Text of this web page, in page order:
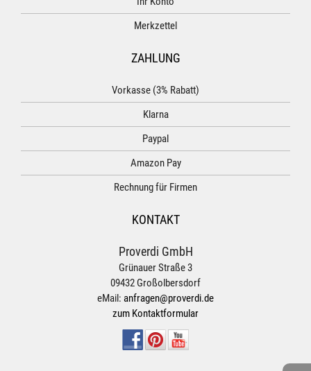
Merkzettel
ZAHLUNG
Vorkasse (3% Rabatt)
Klarna
Paypal
Amazon Pay
Rechnung für Firmen
KONTAKT
Proverdi GmbH
Grünauer Straße 3
09432 Großolbersdorf
eMail: anfragen@proverdi.de
zum Kontaktformular